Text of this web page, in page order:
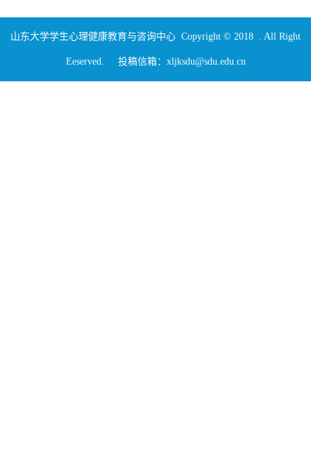
山东大学学生心理健康教育与咨询中心 Copyright © 2018 . All Right
Eeserved. 投稿信箱：xljksdu@sdu.edu.cn